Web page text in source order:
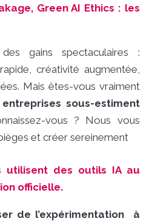
Green AI Ethics : les
gains spectaculaires :
créativité augmentée,
Mais êtes-vous vraiment
sous-estiment
vous ? Nous vous
et créer sereinement
utilisent des outils IA au
officielle.
de l’expérimentation à